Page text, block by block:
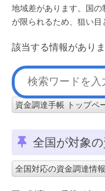
地域差があります。国
が限られるため、狙い目
該当する情報があり
資金調達手帳 トップペ
全国が対象
全国対応の資金調達情